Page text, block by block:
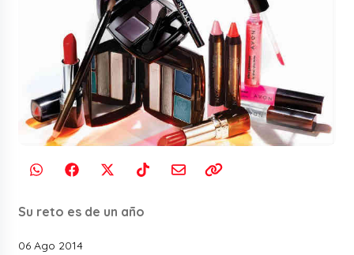
Su reto es de un año
06 Ago 2014